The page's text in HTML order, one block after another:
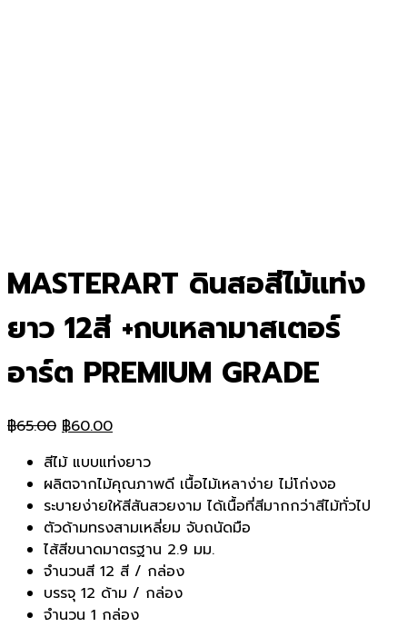
MASTERART ดินสอสีไม้แท่ง
ยาว 12สี +กบเหลามาสเตอร์
อาร์ต PREMIUM GRADE
฿65.00 Original
was:
฿65.00.
฿60.00Current
is:
฿60.00.
สีไม้ แบบแท่งยาว
ผลิตจากไม้คุณภาพดี เนื้อไม้เหลาง่าย ไม่โก่งงอ
ระบายง่ายให้สีสันสวยงาม ได้เนื้อที่สีมากกว่าสีไม้ทั่วไป
ตัวด้ามทรงสามเหลี่ยม จับถนัดมือ
ไส้สีขนาดมาตรฐาน 2.9 มม.
จำนวนสี 12 สี / กล่อง
บรรจุ 12 ด้าม / กล่อง
จำนวน 1 กล่อง